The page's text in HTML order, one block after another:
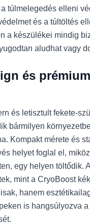
túlmelegedés elleni
és a túltöltés
a készülékei mindig
aludhat vagy
és prémium
és letisztult fekete-
bármilyen
Kompakt mérete és
helyet foglal el,
egy helyen töltődik.
mint a CryoBoost
hanem
is hangsúlyozva